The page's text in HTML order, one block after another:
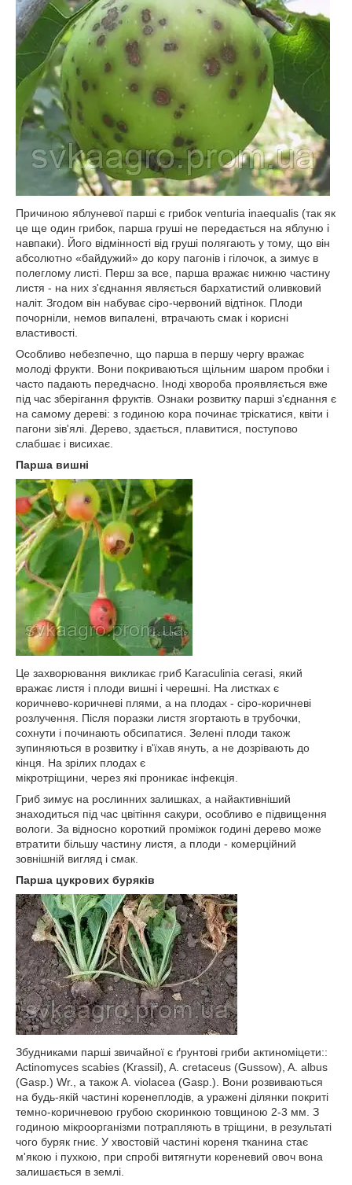
Причиною яблуневої парші є грибок venturia inaequalis (так як
це ще один грибок, парша груші не передається на яблуню і
навпаки). Його відмінності від груші полягають у тому, що він
абсолютно «байдужий» до кору пагонів і гілочок, а зимує в
полеглому листі. Перш за все, парша вражає нижню частину
листя - на них з'єднання являється бархатистий оливковий
наліт. Згодом він набуває сіро-червоний відтінок. Плоди
почорніли, немов випалені, втрачають смак і корисні
властивості.
Особливо небезпечно, що парша в першу чергу вражає
молоді фрукти. Вони покриваються щільним шаром пробки і
часто падають передчасно. Іноді хвороба проявляється вже
під час зберігання фруктів. Ознаки розвитку парші з'єднання є
на самому дереві: з годиною кора починає тріскатися, квіти і
пагони зів'ялі. Дерево, здається, плавитися, поступово
слабшає і висихає.
Парша вишні
Це захворювання викликає гриб Karaculinia cerasi, який
вражає листя і плоди вишні і черешні. На листках є
коричнево-коричневі плями, а на плодах - сіро-коричневі
розлучення. Після поразки листя згортають в трубочки,
сохнути і починають обсипатися. Зелені плоди також
зупиняються в розвитку і в'їхав януть, а не дозрівають до
кінця. На зрілих плодах є
мікротріщини, через які проникає інфекція.
Гриб зимує на рослинних залишках, а найактивніший
знаходиться під час цвітіння сакури, особливо е підвищення
вологи. За відносно короткий проміжок годині дерево може
втратити більшу частину листя, а плоди - комерційний
зовнішній вигляд і смак.
Парша цукрових буряків
Збудниками парші звичайної є ґрунтові гриби актиноміцети::
Actinomyces scabies (Krassil), A. cretaceus (Gussow), A. albus
(Gasp.) Wr., а також A. violacea (Gasp.). Вони розвиваються
на будь-якій частині коренеплодів, а уражені ділянки покриті
темно-коричневою грубою скоринкою товщиною 2-3 мм. З
годиною мікроорганізми потрапляють в тріщини, в результаті
чого буряк гниє. У хвостовій частині кореня тканина стає
м'якою і пухкою, при спробі витягнути кореневий овоч вона
залишається в землі.